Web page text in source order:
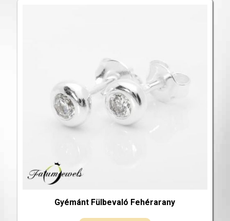
Gyémánt Fülbevaló Fehérarany